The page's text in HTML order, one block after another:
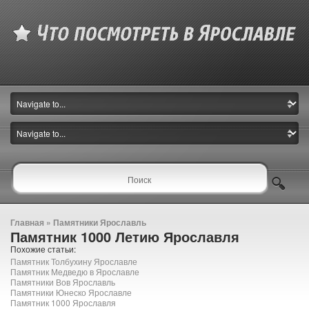
Главная » Памятники Ярославль
Памятник 1000 Летию Ярославля
Похожие статьи:
Памятник Толбухину Ярославле
Памятник Медведю в Ярославле
Памятники Вов Ярославль
Памятники Юнеско Ярославле
Памятник 1000 Ярославля